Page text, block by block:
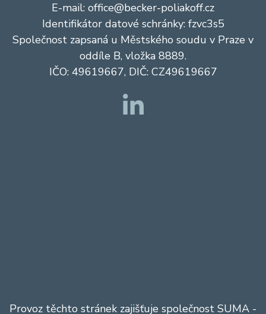
E-mail: office@becker-poliakoff.cz
Identifikátor datové schránky: fzvc3s5
Společnost zapsaná u Městského soudu v Praze v
oddíle B, vložka 8889.
IČO: 49619667, DIČ: CZ49619667
Provoz těchto stránek zajišťuje společnost SUMA -